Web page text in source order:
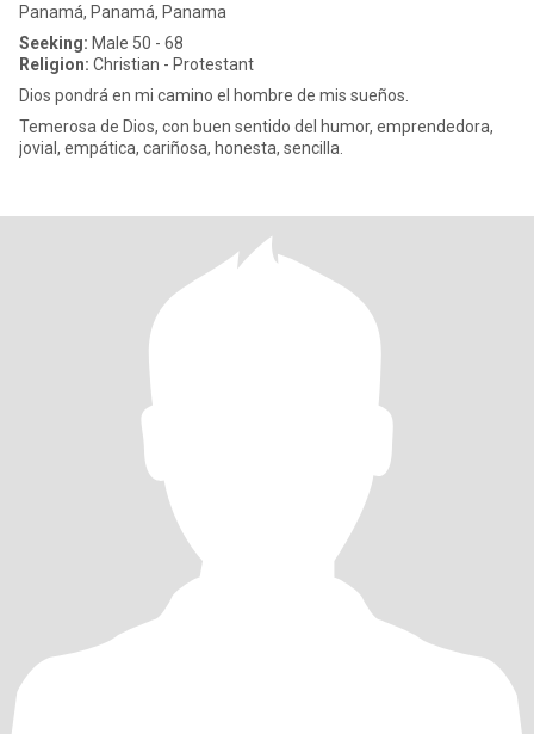
Panamá, Panamá, Panama
Seeking: Male 50 - 68
Religion: Christian - Protestant
Dios pondrá en mi camino el hombre de mis sueños.
Temerosa de Dios, con buen sentido del humor, emprendedora,
jovial, empática, cariñosa, honesta, sencilla.